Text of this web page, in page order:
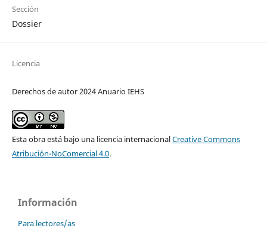
Sección
Dossier
Licencia
Derechos de autor 2024 Anuario IEHS
Esta obra está bajo una licencia internacionalCreative Commons
Atribución-NoComercial 4.0.
Información
Para lectores/as